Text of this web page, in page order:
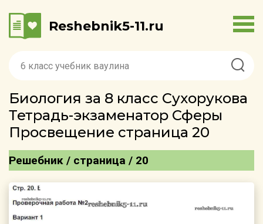
Reshebnik5-11.ru
Биология за 8 класс Сухорукова
Тетрадь-экзаменатор Сферы
Просвещение страница 20
Решебник / страница / 20